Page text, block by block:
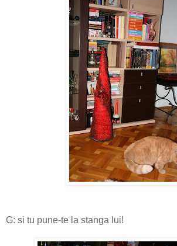
G: si tu pune-te la stanga lui!